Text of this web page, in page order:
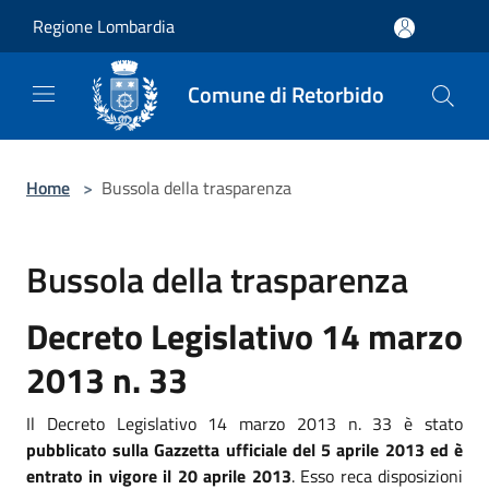
Regione Lombardia
Comune di Retorbido
Home > Bussola della trasparenza
Bussola della trasparenza
Decreto Legislativo 14 marzo
2013 n. 33
Il Decreto Legislativo 14 marzo 2013 n. 33 è stato
pubblicato sulla Gazzetta ufficiale del 5 aprile 2013 ed è
entrato in vigore il 20 aprile 2013. Esso reca disposizioni